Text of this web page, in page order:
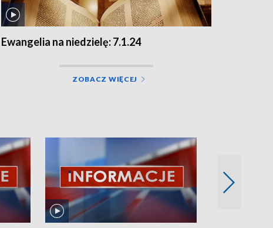
Ewangelia na niedzielę: 7.1.24
ZOBACZ WIĘCEJ